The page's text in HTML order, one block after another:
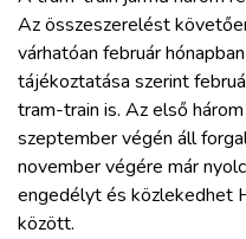
Az összeszerelést
várhatóan február
tájékoztatása szerint
tram-train is. Az első
szeptember végén áll
november végére már
engedélyt és közlekedhet
között.